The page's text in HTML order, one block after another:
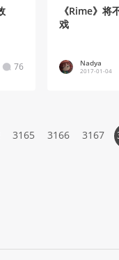
76
《Rime》将
戏
Nadya
2017-01-04
3165 3166 3167